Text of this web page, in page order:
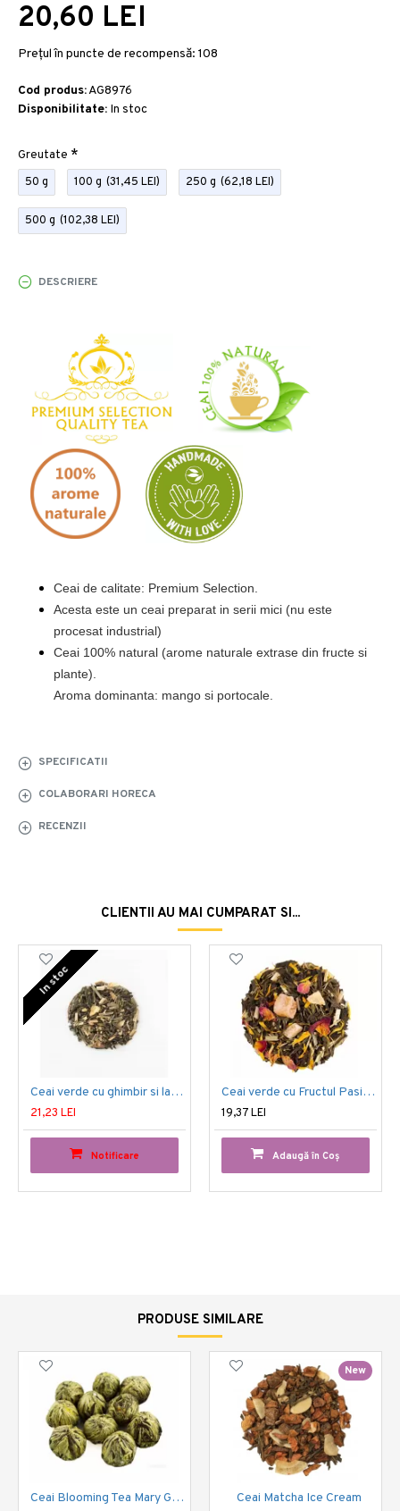
20,60 LEI
Preţul în puncte de recompensă: 108
Cod produs:AG8976
Disponibilitate: In stoc
Greutate
50 g
100 g (31,45 LEI) 250 g (62,18 LEI)
500 g (102,38 LEI)
DESCRIERE
Ceai de calitate: Premium Selection.
Acesta este un ceai preparat in serii mici (nu este
procesat industrial)
Ceai 100% natural (arome naturale extrase din fructe si
plante).
Aroma dominanta: mango si portocale.
SPECIFICATII
COLABORARI HORECA
RECENZII
CLIENTII AU MAI CUMPARAT SI...
In stoc
Ceai verde cu ghimbir si lamaie
21,23 LEI
Notificare
Ceai verde cu Fructul Pasiunii
19,37 LEI
Adaugă în Coş
PRODUSE SIMILARE
Ceai Blooming Tea Mary Gold
New
Ceai Matcha Ice Cream